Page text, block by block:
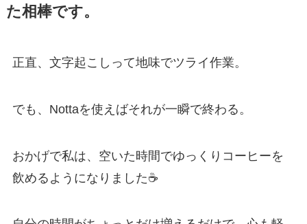
た相棒です。
正直、文字起こしって地味でツライ作業。
でも、Nottaを使えばそれが一瞬で終わる。
おかげで私は、空いた時間でゆっくりコーヒーを
飲めるようになりました☕